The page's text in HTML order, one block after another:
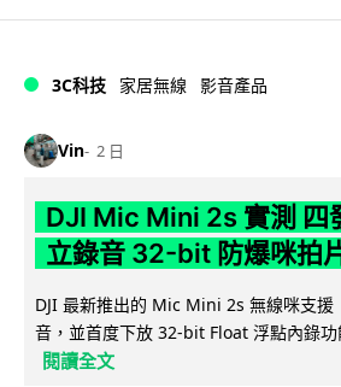
3C科技 家居無線 影音產品
Vin 2 日
DJI Mic Mini 2s 實測 四
立錄音 32-bit 防爆咪拍
DJI 最新推出的 Mic Mini 2s 無線咪支援
音，並首度下放 32-bit Float 浮點內錄
閱讀全文